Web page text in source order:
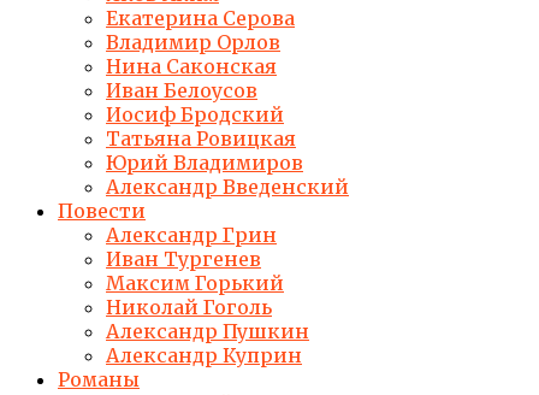
Екатерина Серова
Владимир Орлов
Нина Саконская
Иван Белоусов
Иосиф Бродский
Татьяна Ровицкая
Юрий Владимиров
Александр Введенский
Повести
Александр Грин
Иван Тургенев
Максим Горький
Николай Гоголь
Александр Пушкин
Александр Куприн
Романы